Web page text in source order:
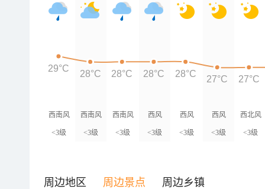
西南风
<3级
西南风
<3级
西南风
<3级
西风
<3级
西风
<3级
西风
<3级
西北风
<3级
29°C
28°C 28°C 28°C 28°C
27°C 27°C
周边地区 周边景点 周边乡镇